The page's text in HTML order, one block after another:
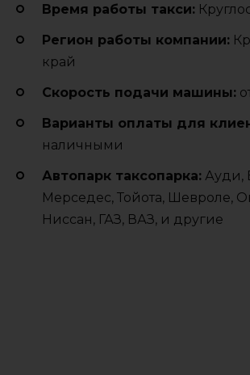
Время работы такси:
Регион работы компании:
край
Cкорость подачи машины:
Варианты оплаты для
наличными
Автопарк таксопарка: Ауди,
Мерседес, Тойота, Шевроле,
Ниссан, ГАЗ, ВАЗ, и другие